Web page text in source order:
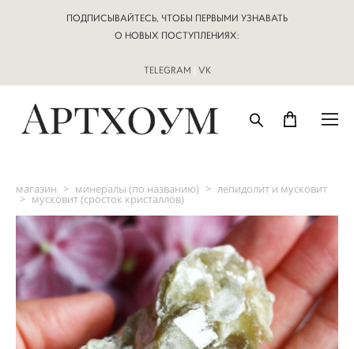
ПОДПИСЫВАЙТЕСЬ, ЧТОБЫ ПЕРВЫМИ УЗНАВАТЬ
О НОВЫХ ПОСТУПЛЕНИЯХ:
TELEGRAM | VK
магазин > минералы (по названию) > лепидолит и мусковит
> мусковит (сросток кристаллов)